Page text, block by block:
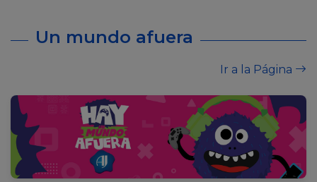
Un mundo afuera
Ir a la Página